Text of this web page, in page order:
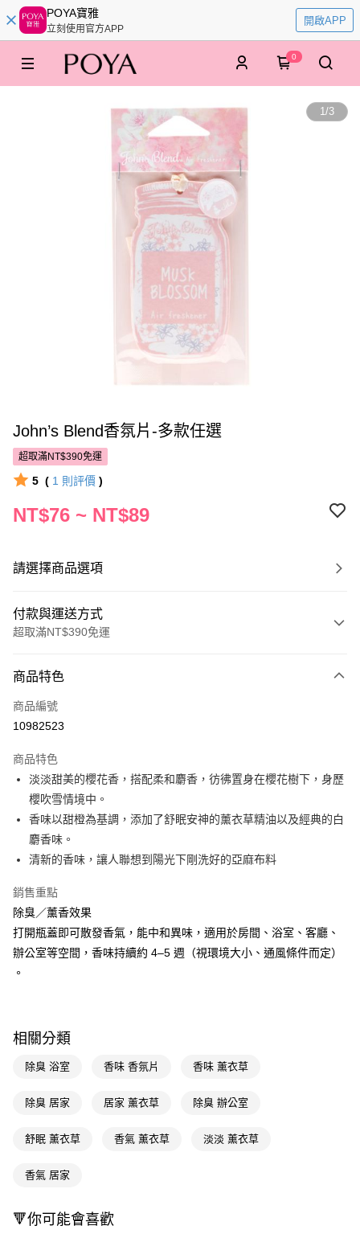
POYA寶雅
立刻使用官方APP
開啟APP
0
1/3
John’s Blend香氛片-多款任選
超取滿NT$390免運
5 ( 1 則評價 )
NT$76 ~ NT$89
請選擇商品選項
付款與運送方式
超取滿NT$390免運
POYA支付
信用卡一次付款
LINE Pay
Apple Pay
街口支付
悠遊付
Google Pay
【關於「AFTEE先享後付」】
AFTEE先享後付是「在收到商品之後才付款」的支付方式。 讓您購物簡單
３．安心：先確認商品／服務後，再付款。
【「AFTEE先享後付」結帳流程】
２．訂單成立數日內，您將收到繳費通知簡訊。
ATM／網路銀行／等多元方式進行付款，方視為交易完成。
後付繳納相關費用。
客戶支援中心」https://netprotections.freshdesk.com/support/home
即享券
全家取貨付款
每筆NT$65，滿NT$390(含以上)免運費
萊爾富取貨付款
每筆NT$65，滿NT$490(含以上)免運費
商品特色
商品編號
10982523
商品特色
淡淡甜美的櫻花香，搭配柔和麝香，彷彿置身在櫻花樹下，身歷
櫻吹雪情境中。
香味以甜橙為基調，添加了舒眠安神的薰衣草精油以及經典的白
麝香味。
清新的香味，讓人聯想到陽光下剛洗好的亞麻布料
銷售重點
除臭／薰香效果
打開瓶蓋即可散發香氣，能中和異味，適用於房間、浴室、客廳、
辦公室等空間，香味持續約 4–5 週（視環境大小、通風條件而定）
。
相關分類
除臭 浴室 香味 香氛片 香味 薰衣草
除臭 居家 居家 薰衣草 除臭 辦公室
舒眠 薰衣草 香氣 薰衣草 淡淡 薰衣草
香氣 居家
🔻你可能會喜歡